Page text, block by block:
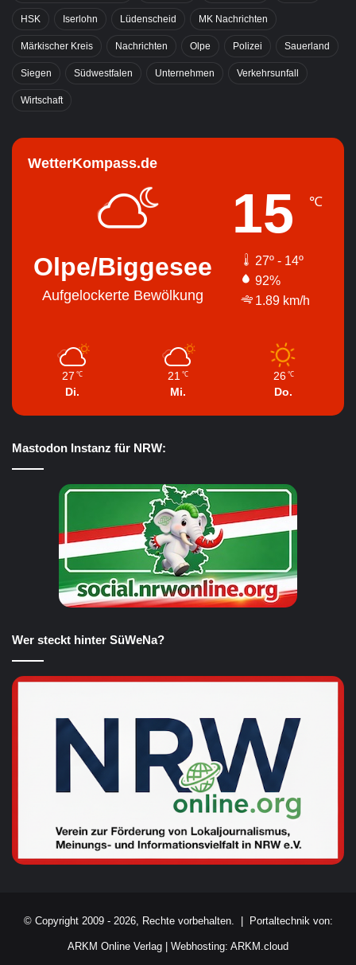
HSK Iserlohn Lüdenscheid MK Nachrichten
Märkischer Kreis Nachrichten Olpe Polizei Sauerland
Siegen Südwestfalen Unternehmen Verkehrsunfall
Wirtschaft
WetterKompass.de
Olpe/Biggesee
Aufgelockerte Bewölkung
15 ℃
27º - 14º
92%
1.89 km/h
27 ℃
Di.
21 ℃
Mi.
26 ℃
Do.
Mastodon Instanz für NRW:
Wer steckt hinter SüWeNa?
© Copyright 2009 - 2026, Rechte vorbehalten. | Portaltechnik von:
ARKM Online Verlag Webhosting: ARKM.cloud